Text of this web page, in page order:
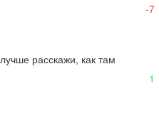
-7
расскажи, как там
1